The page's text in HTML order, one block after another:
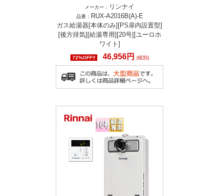
メーカー： リンナイ
品番： RUX-A2016B(A)-E
ガス給湯器[本体のみ][PS扉内設置型]
[後方排気][給湯専用][20号][ユーロホ
ワイト]
72%OFF!! 46,956円 (税別)